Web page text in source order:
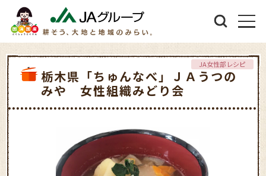
栃木県「ちゅんなべ」ＪＡうつの
みや 女性組織みどり会
JA女性部レシピ